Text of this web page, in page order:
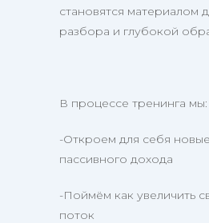
становятся материалом
разбора и глубокой
В процессе тренинга мы:
-Откроем для себя
пассивного дохода
-Поймём как увеличить
поток